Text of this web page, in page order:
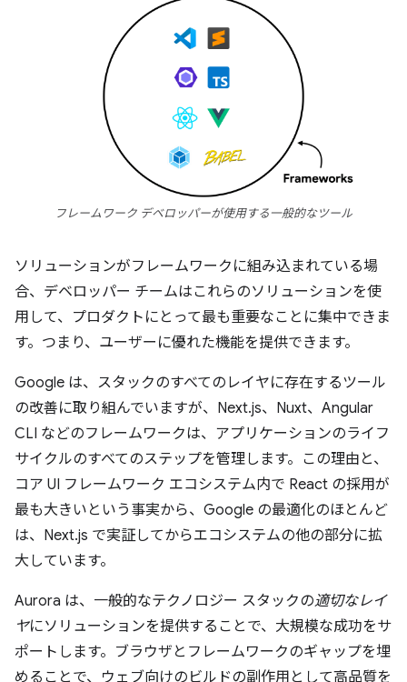
フレームワーク デベロッパーが使用する一般的なツール
ソリューションがフレームワークに組み込まれている場
合、デベロッパー チームはこれらのソリューションを使
用して、プロダクトにとって最も重要なことに集中できま
す。つまり、ユーザーに優れた機能を提供できます。
Google は、スタックのすべてのレイヤに存在するツール
の改善に取り組んでいますが、Next.js、Nuxt、Angular
CLI などのフレームワークは、アプリケーションのライフ
サイクルのすべてのステップを管理します。この理由と、
コア UI フレームワーク エコシステム内で React の採用が
最も大きいという事実から、Google の最適化のほとんど
は、Next.js で実証してからエコシステムの他の部分に拡
大しています。
Aurora は、一般的なテクノロジー スタックの適切なレイ
ヤにソリューションを提供することで、大規模な成功をサ
ポートします。ブラウザとフレームワークのギャップを埋
めることで、ウェブ向けのビルドの副作用として高品質を